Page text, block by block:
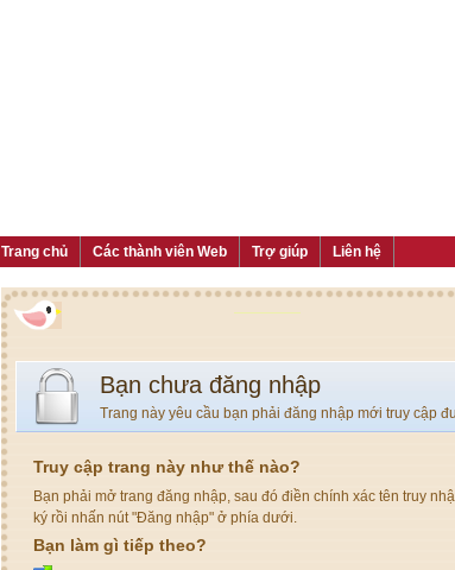
Trang chủ Các thành viên Web Trợ giúp Liên hệ
Bạn chưa đăng nhập
Trang này yêu cầu bạn phải đăng nhập mới truy cập
Truy cập trang này như thế nào?
Bạn phải mở trang đăng nhập, sau đó điền chính xác tên truy
ký rồi nhấn nút "Đăng nhập" ở phía dưới.
Bạn làm gì tiếp theo?